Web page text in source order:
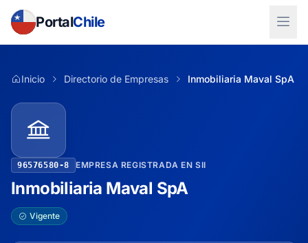
PortalChile
Inicio Directorio de Empresas Inmobiliaria Maval SpA
96576580-8 EMPRESA REGISTRADA EN SII
Inmobiliaria Maval SpA
Vigente